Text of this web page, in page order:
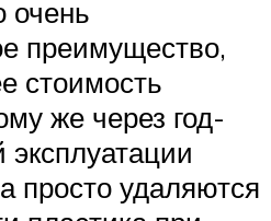
очень
преимущество,
стоимость
же через год-
эксплуатации
просто удаляются